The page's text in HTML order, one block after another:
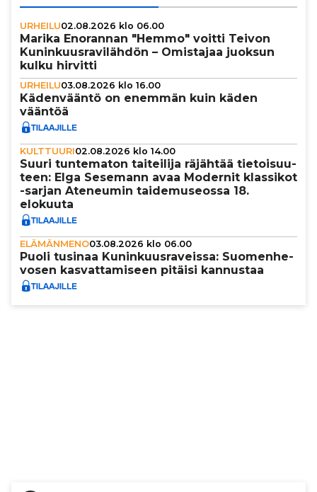
URHEILU02.08.2026 klo 06.00
Marika Enorannan "Hemmo" voitti Teivon
Kunin­kuus­ra­vi­läh­dön – Omistajaa juoksun
kulku hirvitti
URHEILU03.08.2026 klo 16.00
Käden­vääntö on enemmän kuin käden
vääntöä
KULTTUURI02.08.2026 klo 14.00
Suuri tun­te­ma­ton tai­tei­lija räjähtää tie­toi­suu­
teen: Elga Sesemann avaa Modernit klassikot
-sarjan Ateneumin tai­de­mu­se­ossa 18.
elokuuta
ELÄMÄNMENO03.08.2026 klo 06.00
Puoli tusinaa Kunin­kuus­ra­veissa: Suo­men­he­
vo­sen kas­vat­ta­mi­seen pitäisi kannustaa